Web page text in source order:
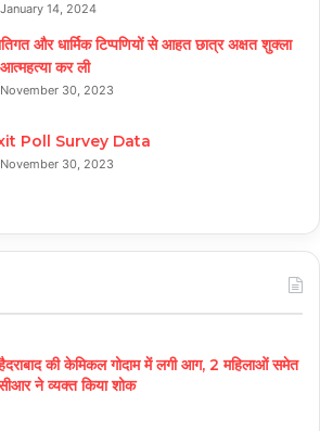
January 14, 2024
और धार्मिक टिप्पणियों से आहत छात्र अक्षत शुक्ला
कर ली
November 30, 2023
Poll Survey Data
November 30, 2023
की केमिकल गोदाम में लगी आग, 2 महिलाओं समेत
ने व्यक्त किया शोक